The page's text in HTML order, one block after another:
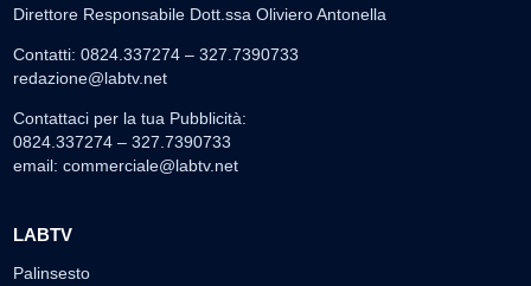
Direttore Responsabile Dott.ssa Oliviero Antonella
Contatti: 0824.337274 – 327.7390733
redazione@labtv.net
Contattaci per la tua Pubblicità:
0824.337274 – 327.7390733
email: commerciale@labtv.net
LABTV
Palinsesto